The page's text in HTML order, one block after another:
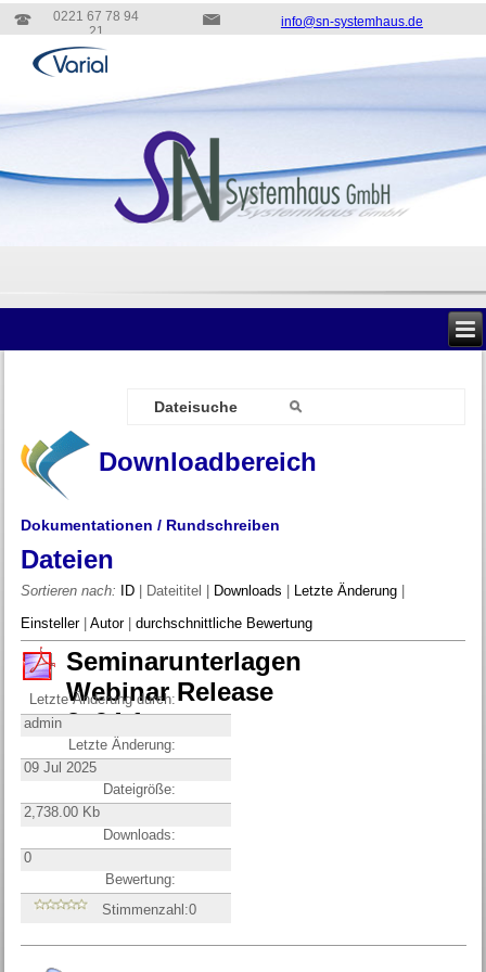
0221 67 78 94
21
info@sn-systemhaus.de
Downloadbereich
Dokumentationen / Rundschreiben
Dateien
Sortieren nach: ID | Dateititel | Downloads Letzte Änderung
Einsteller|Autor|durchschnittliche Bewertung
Seminarunterlagen
Webinar Release
2_94.1
Letzte Änderung durch:
admin
Letzte Änderung:
09 Jul 2025
Dateigröße:
2,738.00 Kb
Downloads:
0
Bewertung:
Stimmenzahl:0